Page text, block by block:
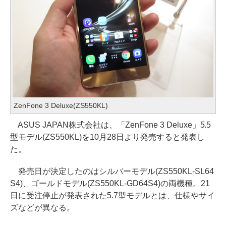
ZenFone 3 Deluxe(ZS550KL)
ASUS JAPAN株式会社は、「ZenFone 3 Deluxe」5.5
型モデル(ZS550KL)を10月28日より発売すると発表し
た。
発売日が決定したのはシルバーモデル(ZS550KL-SL64
S4)、ゴールドモデル(ZS550KL-GD64S4)の両機種。21
日に受注停止が発表された5.7型モデルとは、仕様やサイ
ズなどが異なる。